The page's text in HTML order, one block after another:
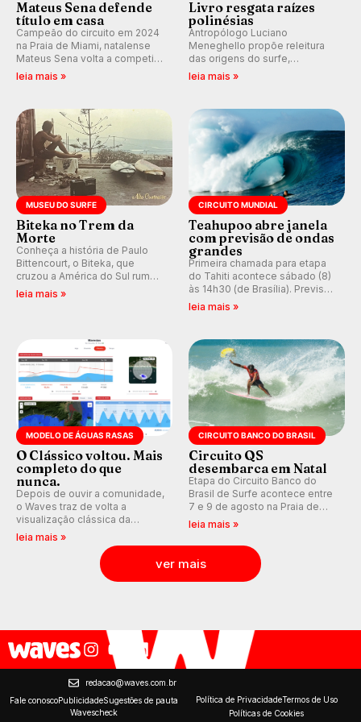
Mateus Sena defende
título em casa
Campeão do circuito em 2024
na Praia de Miami, natalense
Mateus Sena volta a competir
em casa em busca de manter a
hegemonia potiguar em etapa
leia mais »
Livro resgata raízes
polinésias
Antropólogo Luciano
Meneghello propõe releitura
das origens do surfe,
resgatando a cultura polinésia
e questionando a visão
prática em esporte e indústria.
leia mais »
MUSEU DO SURFE
Biteka no Trem da
Morte
Conheça a história de Paulo
Bittencourt, o Biteka, que
cruzou a América do Sul rumo
ao Pacífico em uma jornada
que se tornou um marco de
leia mais »
CIRCUITO MUNDIAL
Teahupoo abre janela
com previsão de ondas
grandes
Primeira chamada para etapa
do Tahiti acontece sábado (8)
às 14h30 (de Brasília). Previsão
indica swell consistente.
Medina embarca para evento e
Kelly Slater convidado.
leia mais »
MODELO DE ÁGUAS RASAS
O Clássico voltou. Mais
completo do que
nunca.
Depois de ouvir a comunidade,
o Waves traz de volta a
visualização clássica da
previsão de águas rasas,
agora integrada à nova
plataforma e com previsão das
ondas para até 16 dias.
leia mais »
CIRCUITO BANCO DO BRASIL
Circuito QS
desembarca em Natal
Etapa do Circuito Banco do
Brasil de Surfe acontece entre
7 e 9 de agosto na Praia de
Miami (RN), em disputas
válidas pelo Qualifying Series
(QS) 4.000 e pela corrida por
vagas no Challenger Series.
leia mais »
ver mais
redacao@waves.com.br
Fale conoscoPublicidadeSugestões de pauta
Wavescheck
Política de PrivacidadeTermos de Uso
Políticas de Cookies